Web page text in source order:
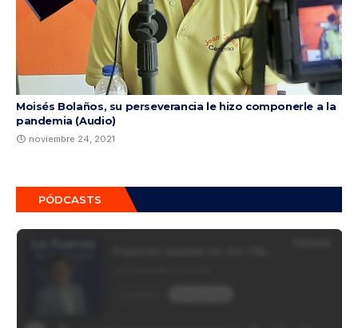
Moisés Bolaños, su perseverancia le hizo componerle a la
pandemia (Audio)
noviembre 24, 2021
PÓDCASTS